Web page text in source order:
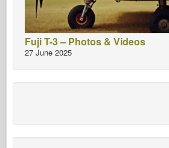
Fuji T-3 – Photos & Videos
27 June 2025